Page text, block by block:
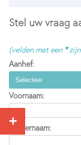
Stel uw vraag
(velden met een *
Aanhef:
Voornaam:
Achternaam: